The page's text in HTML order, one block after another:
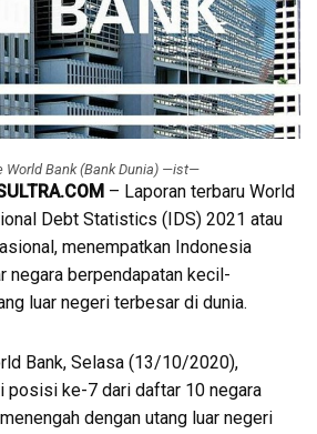
Bank (Bank Dunia) —ist—
– Laporan terbaru World
Debt Statistics (IDS) 2021 atau
menempatkan Indonesia
negara berpendapatan kecil-
luar negeri terbesar di dunia.
Bank, Selasa (13/10/2020),
posisi ke-7 dari daftar 10 negara
dengan utang luar negeri